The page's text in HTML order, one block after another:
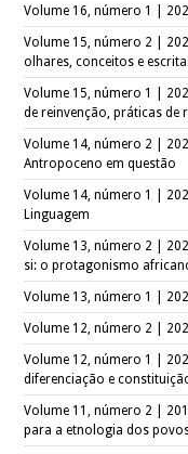
Volume 16, número 1 |
Volume 15, número 2 |
olhares, conceitos e
Volume 15, número 1 |
de reinvenção, práticas de
Volume 14, número 2 |
Antropoceno em questão
Volume 14, número 1 |
Linguagem
Volume 13, número 2 |
si: o protagonismo
Volume 13, número 1 |
Volume 12, número 2 |
Volume 12, número 1 |
diferenciação e
Volume 11, número 2 |
para a etnologia dos povos